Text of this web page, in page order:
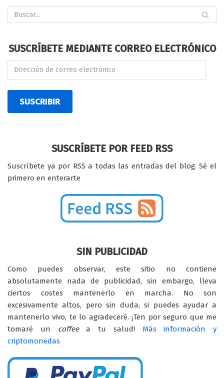
SUSCRÍBETE MEDIANTE CORREO ELECTRÓNICO
SUSCRIBIR
SUSCRÍBETE POR FEED RSS
Suscríbete ya por RSS a todas las entradas del blog. Sé el
primero en enterarte
SIN PUBLICIDAD
Como puedes observar, este sitio no contiene
absolutamente nada de publicidad, sin embargo, lleva
ciertos costes mantenerlo en marcha. No son
excesivamente altos, pero sin duda, si puedes ayudar a
mantenerlo vivo, te lo agradeceré. ¡Ten por seguro que me
tomaré un coffeea tu salud! Más información y
criptomonedas